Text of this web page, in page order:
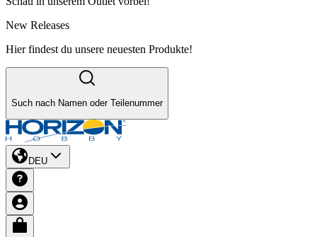
New Releases
Hier findest du unsere neuesten Produkte!
Such nach Namen oder Teilenummer
DEU